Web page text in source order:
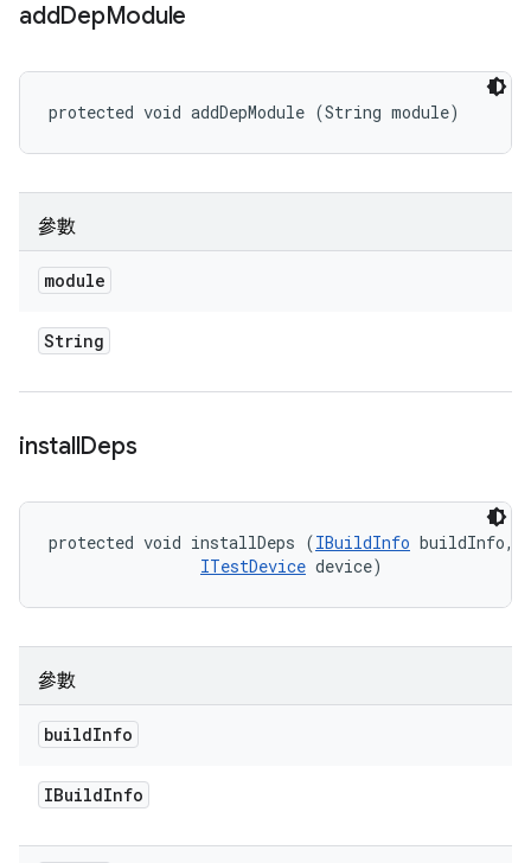
addDepModule
protected void addDepModule (String module)
參數
module
String
installDeps
protected void installDeps (IBuildInfo buildInfo,
ITestDevice device)
參數
buildInfo
IBuildInfo